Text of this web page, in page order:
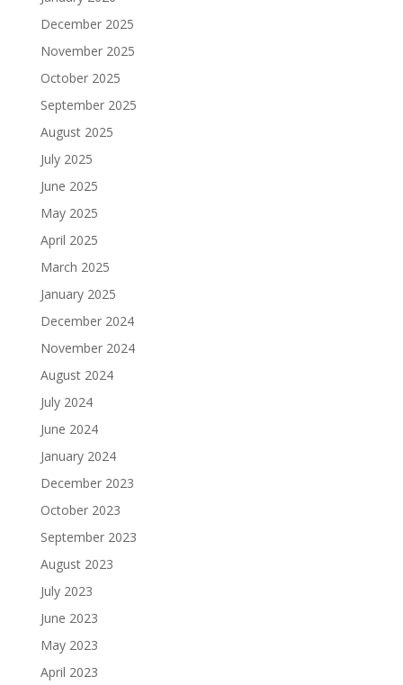
December 2025
November 2025
October 2025
September 2025
August 2025
July 2025
June 2025
May 2025
April 2025
March 2025
January 2025
December 2024
November 2024
August 2024
July 2024
June 2024
January 2024
December 2023
October 2023
September 2023
August 2023
July 2023
June 2023
May 2023
April 2023